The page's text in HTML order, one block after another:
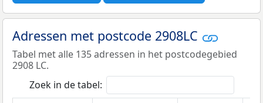
Adressen met postcode 2908LC
Tabel met alle 135 adressen in het postcodegebied
2908 LC.
Zoek in de tabel: